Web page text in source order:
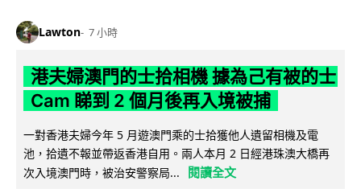
Lawton 7 小時
港夫婦澳門的士拾相機 據為己有被的士
Cam 睇到 2 個月後再入境被捕
一對香港夫婦今年 5 月遊澳門乘的士拾獲他人遺留相機及電
池，拾遺不報並帶返香港自用。兩人本月 2 日經港珠澳大橋再
次入境澳門時，被治安警察局...
閱讀全文